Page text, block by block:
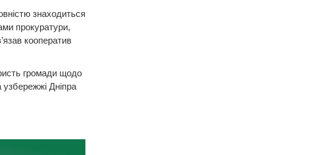
знаходиться
прокуратури,
кооператив
громади щодо
Дніпра